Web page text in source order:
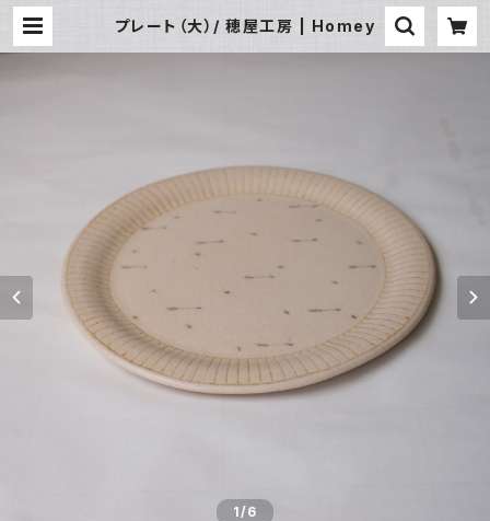
プレート（大）/ 穂屋工房 | Homey
1/6